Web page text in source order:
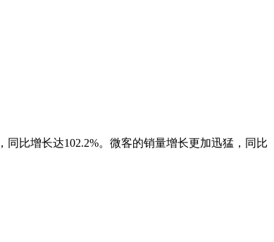
比增长达102.2%。微客的销量增长更加迅猛，同比